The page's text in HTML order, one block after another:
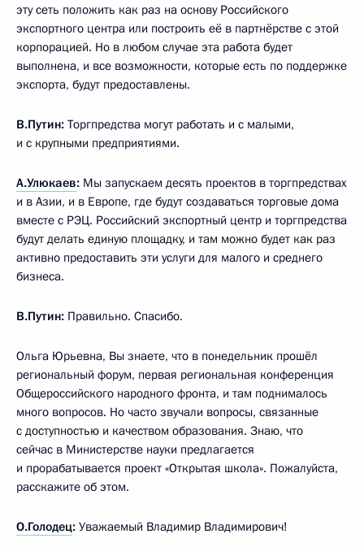
эту сеть положить как раз на основу Российского
экспортного центра или построить её в партнёрстве с этой
корпорацией. Но в любом случае эта работа будет
выполнена, и все возможности, которые есть по поддержке
экспорта, будут предоставлены.
В.Путин: Торгпредства могут работать и с малыми,
и с крупными предприятиями.
А.Улюкаев: Мы запускаем десять проектов в торгпредствах
и в Азии, и в Европе, где будут создаваться торговые дома
вместе с РЭЦ. Российский экспортный центр и торгпредства
будут делать единую площадку, и там можно будет как раз
активно предоставить эти услуги для малого и среднего
бизнеса.
В.Путин: Правильно. Спасибо.
Ольга Юрьевна, Вы знаете, что в понедельник прошёл
региональный форум, первая региональная конференция
Общероссийского народного фронта, и там поднималось
много вопросов. Но часто звучали вопросы, связанные
с доступностью и качеством образования. Знаю, что
сейчас в Министерстве науки предлагается
и прорабатывается проект «Открытая школа». Пожалуйста,
расскажите об этом.
О.Голодец: Уважаемый Владимир Владимирович!